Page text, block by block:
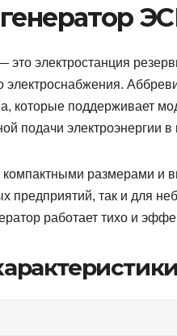
это электростанция
электроснабжения.
которые поддерживает
подачи электроэнергии
компактными размерами и
предприятий, так и для
работает тихо и